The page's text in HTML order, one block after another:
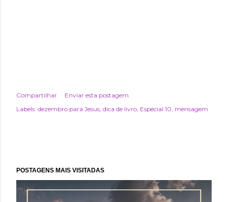
Compartilhar
Enviar esta postagem
Labels: dezembro para Jesus dica de livro Especial 10 mensagem
POSTAGENS MAIS VISITADAS